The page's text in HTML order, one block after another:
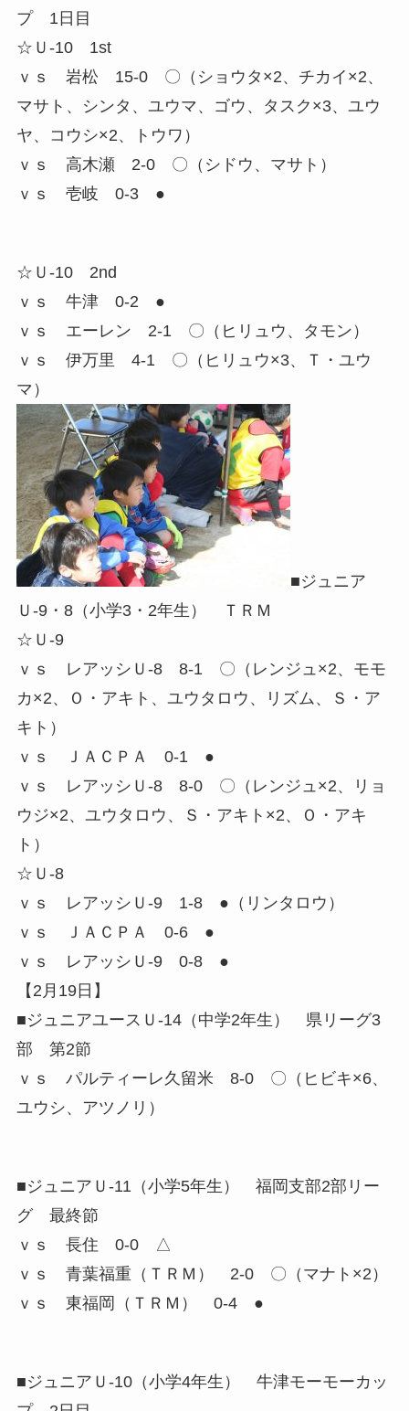
プ 1日目
☆Ｕ-10 1st
ｖｓ 岩松 15-0 〇（ショウタ×2、チカイ×2、
マサト、シンタ、ユウマ、ゴウ、タスク×3、ユウ
ヤ、コウシ×2、トウワ）
ｖｓ 高木瀬 2-0 〇（シドウ、マサト）
ｖｓ 壱岐 0-3 ●
☆Ｕ-10 2nd
ｖｓ 牛津 0-2 ●
ｖｓ エーレン 2-1 〇（ヒリュウ、タモン）
ｖｓ 伊万里 4-1 〇（ヒリュウ×3、Ｔ・ユウ
マ）
■ジュニア
Ｕ-9・8（小学3・2年生） ＴＲＭ
☆Ｕ-9
ｖｓ レアッシＵ-8 8-1 〇（レンジュ×2、モモ
カ×2、Ｏ・アキト、ユウタロウ、リズム、Ｓ・ア
キト）
ｖｓ ＪＡＣＰＡ 0-1 ●
ｖｓ レアッシＵ-8 8-0 〇（レンジュ×2、リョ
ウジ×2、ユウタロウ、Ｓ・アキト×2、Ｏ・アキ
ト）
☆Ｕ-8
ｖｓ レアッシＵ-9 1-8 ●（リンタロウ）
ｖｓ ＪＡＣＰＡ 0-6 ●
ｖｓ レアッシＵ-9 0-8 ●
【2月19日】
■ジュニアユースＵ-14（中学2年生） 県リーグ3
部 第2節
ｖｓ パルティーレ久留米 8-0 〇（ヒビキ×6、
ユウシ、アツノリ）
■ジュニアＵ-11（小学5年生） 福岡支部2部リー
グ 最終節
ｖｓ 長住 0-0 △
ｖｓ 青葉福重（ＴＲＭ） 2-0 〇（マナト×2）
ｖｓ 東福岡（ＴＲＭ） 0-4 ●
■ジュニアＵ-10（小学4年生） 牛津モーモーカッ